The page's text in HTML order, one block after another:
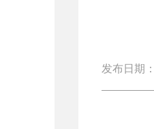
发布日期